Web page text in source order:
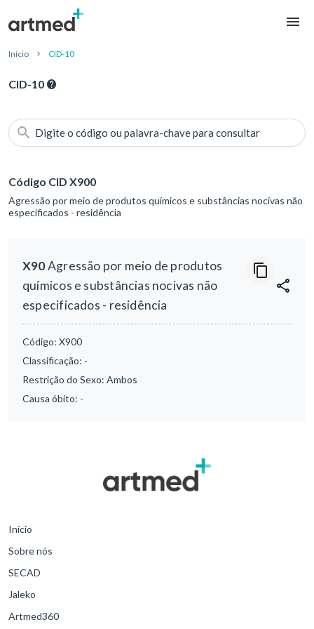
Início CID-10
CID-10
Digite o código ou palavra-chave para consultar
Código CID X900
Agressão por meio de produtos químicos e substâncias nocivas não
especificados - residência
X90Agressão por meio de produtos
químicos e substâncias nocivas não
especificados - residência
Código: X900
Classificação: -
Restrição do Sexo: Ambos
Causa óbito: -
Início
Sobre nós
SECAD
Jaleko
Artmed360